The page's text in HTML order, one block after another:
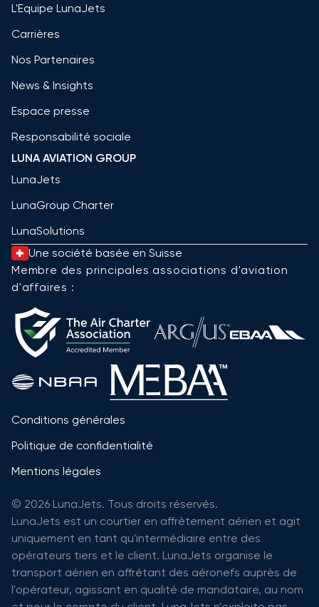
L'Equipe LunaJets
Carrières
Nos Partenaires
News & Insights
Espace presse
Responsabilité sociale
LUNA AVIATION GROUP
LunaJets
LunaGroup Charter
LunaSolutions
Une société basée en Suisse
Membre des principales associations d'aviation
d'affaires :
Conditions générales
Politique de confidentialité
Mentions légales
© 2026 LunaJets. Tous droits réservés.
LunaJets est un courtier en affrètement aérien et agit
uniquement en tant qu'intermédiaire entre des
opérateurs tiers et le client. LunaJets organise le
transport aérien en affrétant des aéronefs auprès de
l'opérateur, agissant en qualité de mandataire, au nom